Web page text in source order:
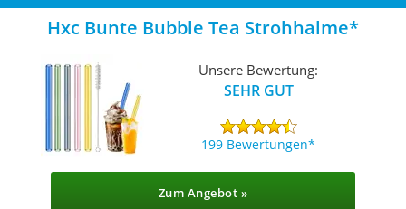
Hxc Bunte Bubble Tea Strohhalme
Unsere Bewertung:
SEHR GUT
199 Bewertungen
Zum Angebot »